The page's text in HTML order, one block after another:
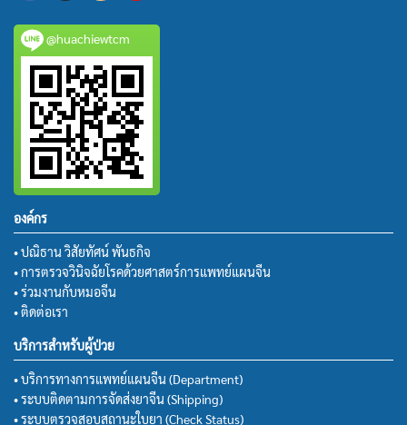
@huachiewtcm
องค์กร
• ปณิธาน วิสัยทัศน์ พันธกิจ
• การตรวจวินิจฉัยโรคด้วยศาสตร์การแพทย์แผนจีน
• ร่วมงานกับหมอจีน
• ติดต่อเรา
บริการสำหรับผู้ป่วย
• บริการทางการแพทย์แผนจีน (Department)
• ระบบติดตามการจัดส่งยาจีน (Shipping)
• ระบบตรวจสอบสถานะใบยา (Check Status)